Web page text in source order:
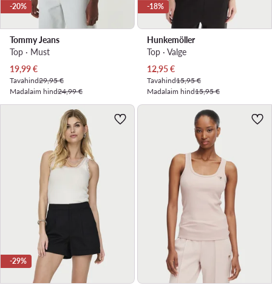
-20%
Tommy Jeans
Top · Must
Praegune hind
19,99€
Tavahind29,95 €
Madalaim hind24,99 €
-18%
Hunkemöller
Top · Valge
Praegune hind
12,95€
Tavahind15,95 €
Madalaim hind15,95 €
-29%